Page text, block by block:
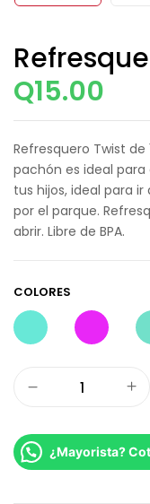
Q15.00
Refresquero Twist
pachón es ideal
tus hijos, ideal para
por el parque.
abrir. Libre de BPA.
COLORES
¿Mayorista?